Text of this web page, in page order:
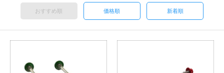
おすすめ順 価格順 新着順